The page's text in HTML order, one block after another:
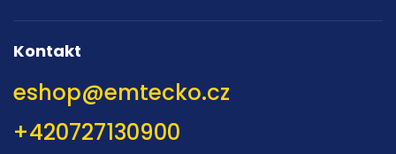
Kontakt
eshop@emtecko.cz
+420727130900